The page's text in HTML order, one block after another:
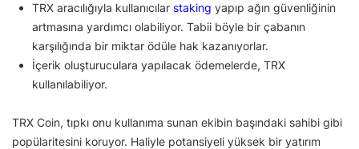
TRX aracılığıyla kullanıcılar staking yapıp ağın güvenliğinin
artmasına yardımcı olabiliyor. Tabii böyle bir çabanın
karşılığında bir miktar ödüle hak kazanıyorlar.
İçerik oluşturuculara yapılacak ödemelerde, TRX
kullanılabiliyor.
TRX Coin, tıpkı onu kullanıma sunan ekibin başındaki sahibi gibi
popülaritesini koruyor. Haliyle potansiyeli yüksek bir yatırım